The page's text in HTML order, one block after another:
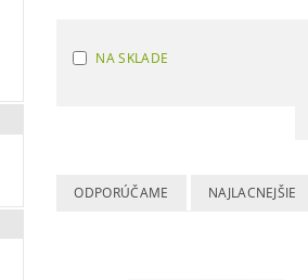
NA SKLADE
ODPORÚČAME NAJLACNEJŠIE